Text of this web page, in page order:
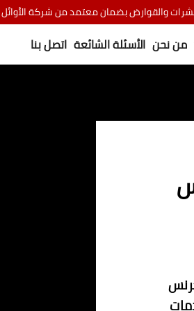
والقوارض بضمان معتمد من شركة الأوائل
من نحن الأسئلة الشائعة اتصل بنا